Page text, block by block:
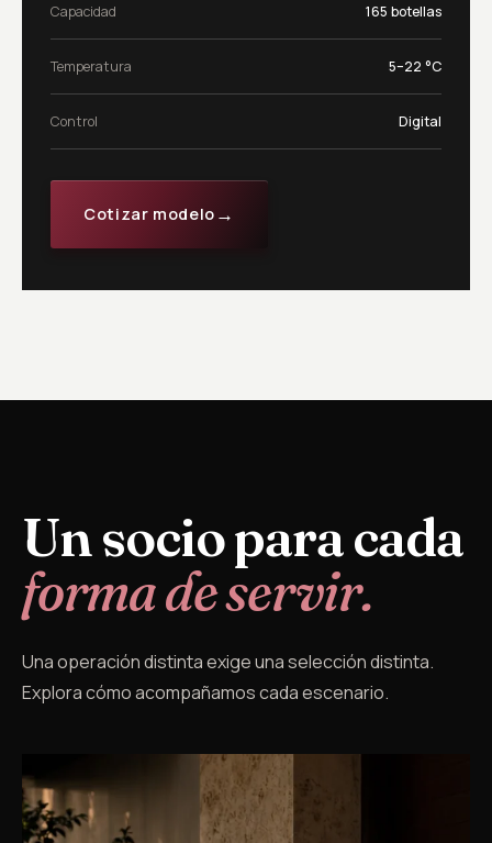
Capacidad 165 botellas
Temperatura 5–22 °C
Control Digital
Cotizar modelo →
Un socio para cada
forma de servir.
Una operación distinta exige una selección distinta.
Explora cómo acompañamos cada escenario.